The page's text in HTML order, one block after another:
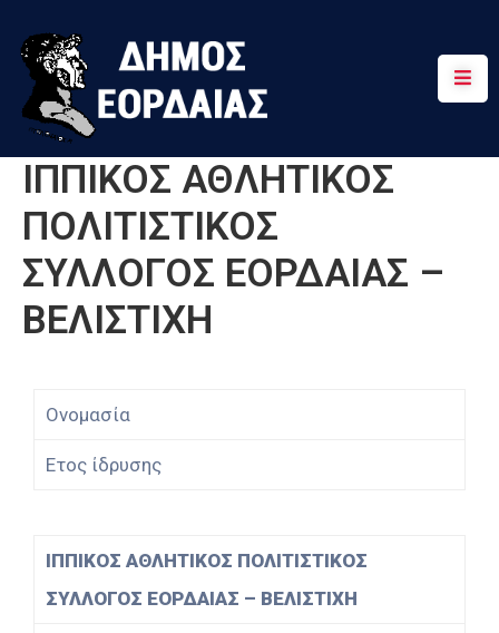
Αρχική
Πτολεμαΐδα
Κοινότητες
ΙΠΠΙΚΟΣ ΑΘΛΗΤΙΚΟΣ
ΠΟΛΙΤΙΣΤΙΚΟΣ
ΣΥΛΛΟΓΟΣ ΕΟΡΔΑΙΑΣ –
ΒΕΛΙΣΤΙΧΗ
Ονομασία
Ετος ίδρυσης
ΙΠΠΙΚΟΣ ΑΘΛΗΤΙΚΟΣ ΠΟΛΙΤΙΣΤΙΚΟΣ
ΣΥΛΛΟΓΟΣ ΕΟΡΔΑΙΑΣ – ΒΕΛΙΣΤΙΧΗ